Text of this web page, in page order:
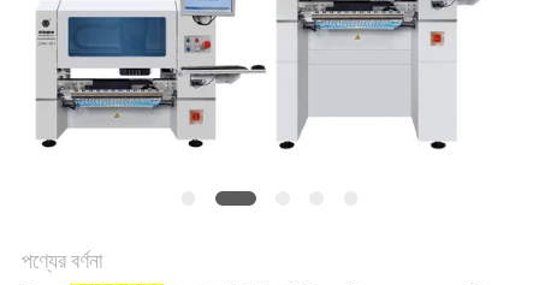
সাইটম্যাপ
গোপনীয়তা
পণ্যের বর্ণনা